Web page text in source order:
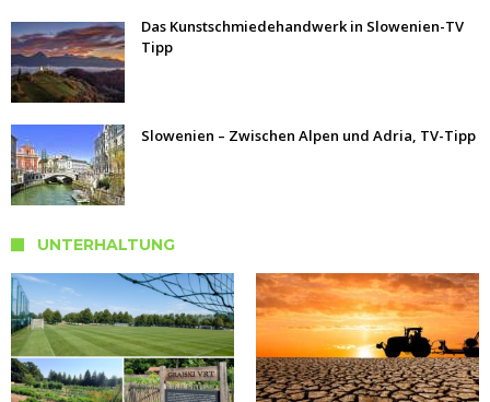
Das Kunstschmiedehandwerk in Slowenien-TV
Tipp
Slowenien – Zwischen Alpen und Adria, TV-Tipp
UNTERHALTUNG